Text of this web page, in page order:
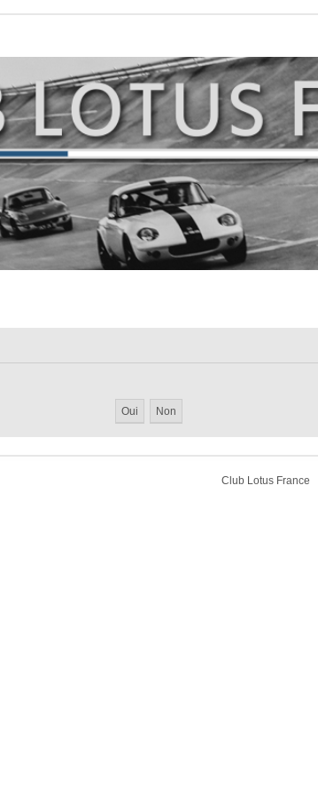
Club Lotus France